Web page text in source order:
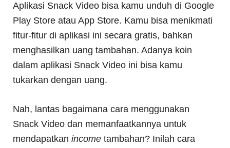
Aplikasi Snack Video bisa kamu unduh di Google
Play Store atau App Store. Kamu bisa menikmati
fitur-fitur di aplikasi ini secara gratis, bahkan
menghasilkan uang tambahan. Adanya koin
dalam aplikasi Snack Video ini bisa kamu
tukarkan dengan uang.
Nah, lantas bagaimana cara menggunakan
Snack Video dan memanfaatkannya untuk
mendapatkanincome tambahan? Inilah cara